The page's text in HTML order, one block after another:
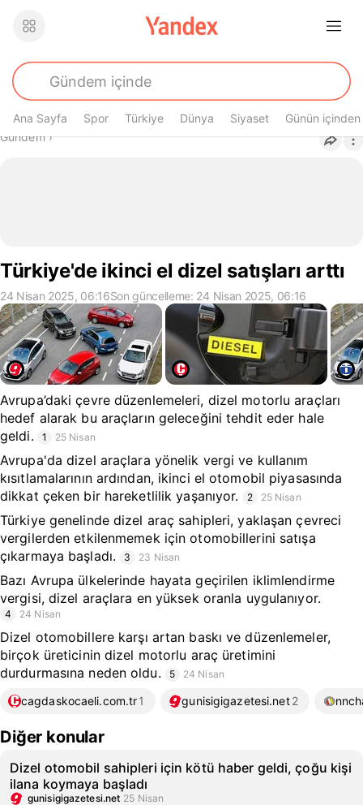
Ana Sayfa Spor Türkiye Dünya Siyaset Günün içinden
Buradasın
Gündem›
Türkiye'de ikinci el dizel satışları arttı
24 Nisan 2025, 06:16Son güncelleme: 24 Nisan 2025, 06:16
Avrupa’daki çevre düzenlemeleri, dizel motorlu araçları
hedef alarak bu araçların geleceğini tehdit eder hale
geldi.
1 25 Nisan
Avrupa'da dizel araçlara yönelik vergi ve kullanım
kısıtlamalarının ardından, ikinci el otomobil piyasasında
dikkat çeken bir hareketlilik yaşanıyor.
2 25 Nisan
Türkiye genelinde dizel araç sahipleri, yaklaşan çevreci
vergilerden etkilenmemek için otomobillerini satışa
çıkarmaya başladı.
3 23 Nisan
Bazı Avrupa ülkelerinde hayata geçirilen iklimlendirme
vergisi, dizel araçlara en yüksek oranla uygulanıyor.
4 24 Nisan
Dizel otomobillere karşı artan baskı ve düzenlemeler,
birçok üreticinin dizel motorlu araç üretimini
durdurmasına neden oldu.
5 24 Nisan
cagdaskocaeli.com.tr1 gunisigigazetesi.net2
Diğer konular
Dizel otomobil sahipleri için kötü haber geldi, çoğu kişi
ilana koymaya başladı
gunisigigazetesi.net 25 Nisan